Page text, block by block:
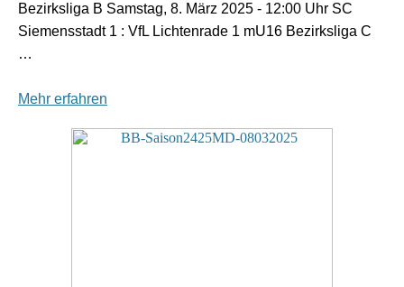
Bezirksliga B Samstag, 8. März 2025 - 12:00 Uhr SC
Siemensstadt 1 : VfL Lichtenrade 1 mU16 Bezirksliga C
…
Mehr erfahren